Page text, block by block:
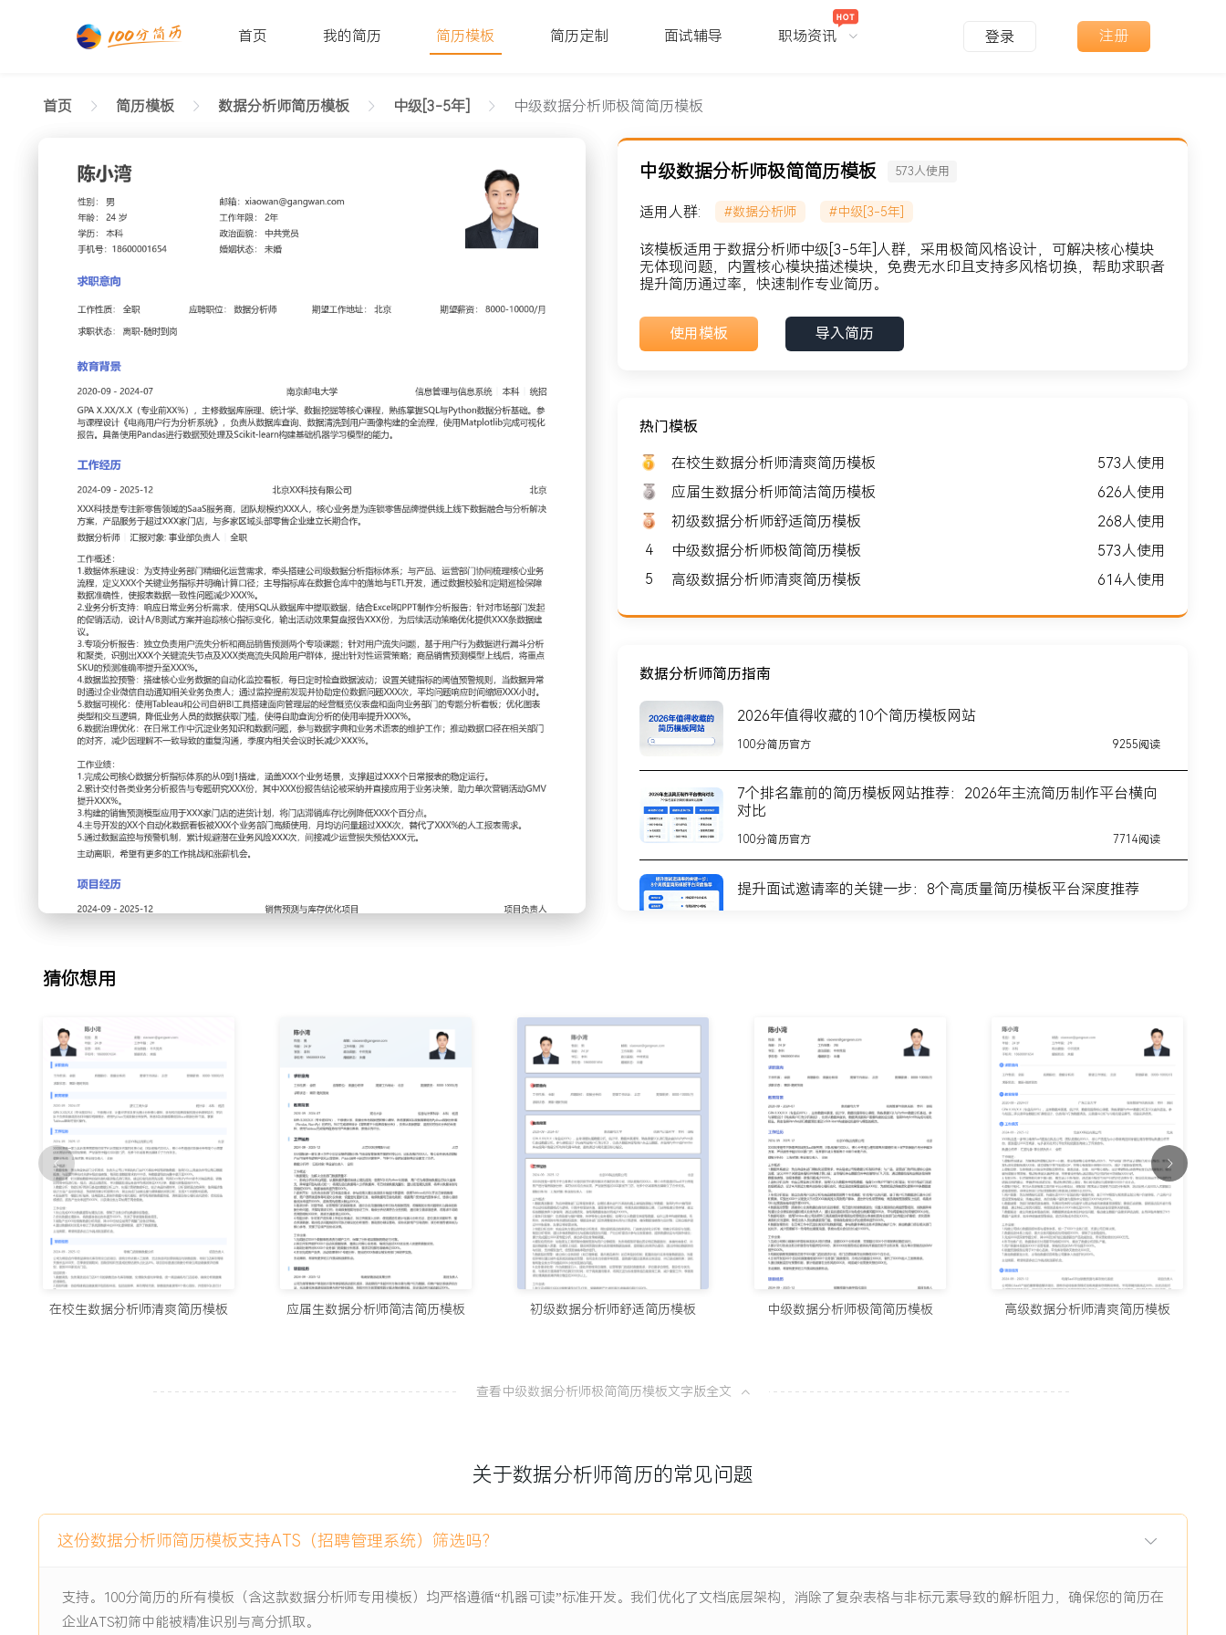
首页 我的简历 简历模板 简历定制 面试辅导 职场资讯 登录 注册
首页 简历模板 数据分析师简历模板 中级[3-5年] 中级数据分析师极简简历模板
正在查看中级数据分析师极简简历模板文字版
陈小湾
性别: 男年龄: 26学历: 本科
求职意向
工作性质: 全职应聘职位: 数据分析师期望工作地址: 北京期望薪资: 8000-10000
求职状态: 离职-随时到岗
工作经历
2024-09
XXX科技是专注新零售领域的SaaS服务商，团队规模约XXX人，核心业务是为连锁零售品
牌提供线上线下数据融合与分析解决方案，产品服务于超过XXX家门店，与多家区域头部
零售企业建立长期合作。
数据分析师汇报对象：部门总监
工作概述：
1.数据体系建设：为支持业务部门精细化运营需求，牵头搭建公司级数据分析指标体系；
导指标库在数据仓库中的落地与ETL开发，通过数据校验和定期巡检保障数据准确性，使
报表数据一致性问题减少XXX%。
2.业务分析支持：响应日常业务分析需求，使用SQL从数据库中提取数据，结合Excel和
PPT制作分析报告；针对市场部门发起的促销活动，设计A/B测试方案并追踪核心指标变
3.专项分析报告：独立负责用户流失分析和商品销售预测两个专项课题；针对用户流失问
题，基于用户行为数据进行漏斗分析和聚类，识别出XXX个关键流失节点及XXX类高流失
4.数据监控预警：搭建核心业务数据的自动化监控看板，每日定时检查数据波动；设置关
提前发现并协助定位数据问题XXX次，平均问题响应时间缩短XXX小时。
5.数据可视化：使用Tableau和公司自研BI工具搭建面向管理层的经营概览仪表盘和面向业
务部门的专题分析看板；优化图表类型和交互逻辑，降低业务人员的数据获取门槛，使得
自助查询分析的使用率提升XXX%。
6.数据治理优化：在日常工作中沉淀业务知识和数据问题，参与数据字典和业务术语表的
维护工作；推动数据口径在相关部门的对齐，减少因理解不一致导致的重复沟通，季度内
相关会议时长减少XXX%。
工作业绩：
1.完成公司核心数据分析指标体系的从0到1搭建，涵盖XXX个业务场景，支撑超过XXX个
日常报表的稳定运行。
2.累计交付各类业务分析报告与专题研究XXX份，其中XXX份报告结论被采纳并直接应用
于业务决策，助力单次营销活动GMV提升XXX%。
替代了XXX%的人工报表需求。
项目经历
公司为应对某大型连锁零售客户库存周转率低、缺货与滞销并存的核心痛点而设立的数据
驱动项目。原有依赖店长经验的订货模式，导致全国XXX家门店的月度平均库存周转天数
中级数据分析师极简简历模板 573人使用
适用人群: #数据分析师 #中级[3-5年]
该模板适用于数据分析师中级[3-5年]人群，采用极简风格设计，可解决核心模块
无体现问题，内置核心模块描述模块，免费无水印且支持多风格切换，帮助求职者
提升简历通过率，快速制作专业简历。
使用模板 导入简历
热门模板
在校生数据分析师清爽简历模板
573人使用
应届生数据分析师简洁简历模板
626人使用
初级数据分析师舒适简历模板
268人使用
4
中级数据分析师极简简历模板
573人使用
5
高级数据分析师清爽简历模板 614人使用
数据分析师简历指南
2026年值得收藏的10个简历模板网站
100分简历官方 9255阅读
7个排名靠前的简历模板网站推荐：2026年主流简历制作平台横向
对比
100分简历官方 7714阅读
提升面试邀请率的关键一步：8个高质量简历模板平台深度推荐
不会写简历？这8个高质量简历模板网站，帮你轻松迈出求职第一
100分简历官方 9915阅读
你的简历为什么总是被筛掉？试试这6个在线简历制作网站
100分简历官方 7354阅读
10个值得试用的制作简历网站与在线简历工具推荐（2026）
100分简历官方
8款AI简历生成工具实测：从智能制作到优化，国内外精选推荐
100分简历官方 9484阅读
猜你想用
在校生数据分析师清爽简历模板 应届生数据分析师简洁简历模板 初级数据分析师舒适简历模板 中级数据分析师极简简历模板 高级数据分析师清爽简历模板
查看中级数据分析师极简简历模板文字版全文
关于数据分析师简历的常见问题
这份数据分析师简历模板支持ATS（招聘管理系统）筛选吗？
支持。100分简历的所有模板（含这款数据分析师专用模板）均严格遵循“机器可读”标准开发。我们优化了文档底层架构，消除了复杂表格与非标元素导致的解析阻力，确保您的简历在
企业ATS初筛中能被精准识别与高分抓取。